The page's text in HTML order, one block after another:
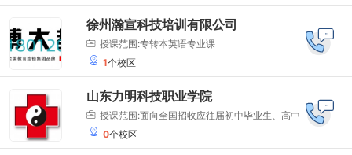
徐州瀚宣科技培训有限公司
授课范围:专转本英语专业课
1个校区
山东力明科技职业学院
授课范围:面向全国招收应往届初中毕业生、高中
毕业生或同等学历者。招生专业：护理学、助产、临
0个校区